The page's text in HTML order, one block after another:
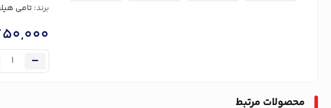
برند:تامی
محصولات مرتبط